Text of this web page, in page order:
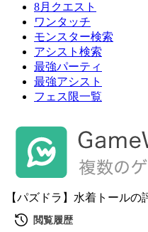
8月クエスト
ワンタッチ
モンスター検索
アシスト検索
最強パーティ
最強アシスト
フェス限一覧
【パズドラ】水着トール